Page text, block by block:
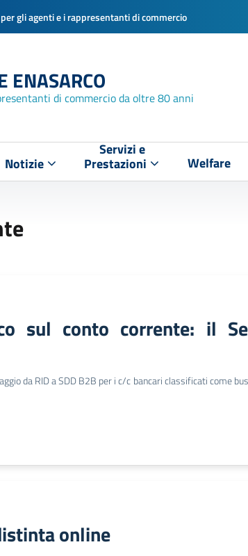
gli agenti e i rappresentanti di commercio
ENASARCO
di commercio da oltre 80 anni
Notizie
Servizi e
Prestazioni Welfare
sul conto corrente: il
da RID a SDD B2B per i c/c bancari classificati come
online